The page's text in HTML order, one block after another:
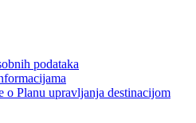
podataka
o Planu upravljanja destinacijom